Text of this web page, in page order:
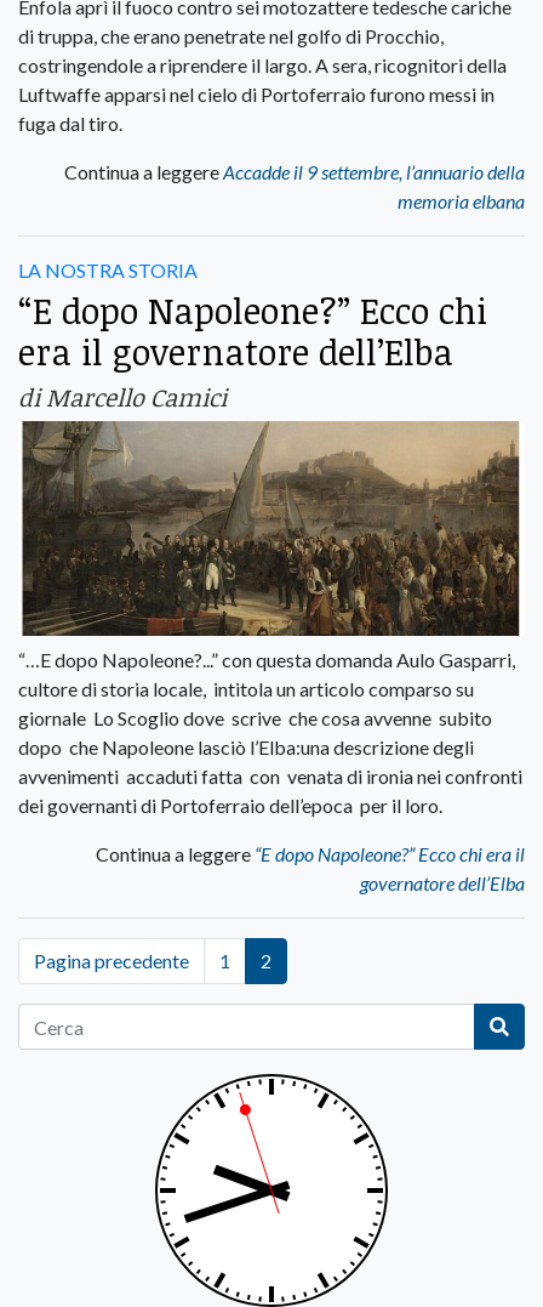
Enfola aprì il fuoco contro sei motozattere tedesche cariche
di truppa, che erano penetrate nel golfo di Procchio,
costringendole a riprendere il largo. A sera, ricognitori della
Luftwaffe apparsi nel cielo di Portoferraio furono messi in
fuga dal tiro.
Continua a leggereAccadde il 9 settembre, l’annuario della
memoria elbana
LA NOSTRA STORIA
“E dopo Napoleone?” Ecco chi
era il governatore dell’Elba
di Marcello Camici
“…E dopo Napoleone?...” con questa domanda Aulo Gasparri,
cultore di storia locale, intitola un articolo comparso su
giornale Lo Scoglio dove scrive che cosa avvenne subito
dopo che Napoleone lasciò l’Elba:una descrizione degli
avvenimenti accaduti fatta con venata di ironia nei confronti
dei governanti di Portoferraio dell’epoca per il loro.
Continua a leggere “E dopo Napoleone?” Ecco chi era il
governatore dell’Elba
Pagina precedente 1 2